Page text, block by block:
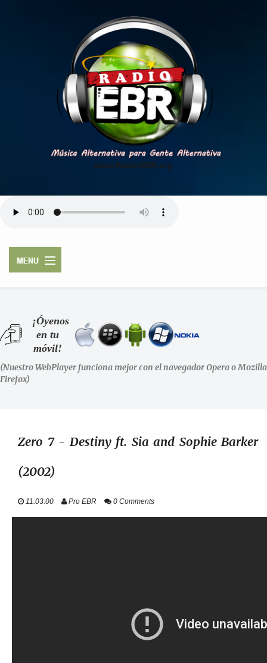
www.RadioEBR.org
SHOWS
LA RADIO
STAFF
EVENTOS
+ INFO
¡Óyenos
en tu
móvil!
(Nuestro WebPlayer funciona mejor con el navegador Opera o Mozilla
Firefox)
Zero 7 - Destiny ft. Sia and Sophie Barker
(2002)
11:03:00 Pro EBR 0 Comments